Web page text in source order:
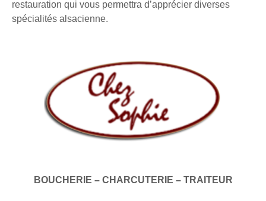
restauration qui vous permettra d’apprécier diverses
spécialités alsacienne.
BOUCHERIE – CHARCUTERIE – TRAITEUR